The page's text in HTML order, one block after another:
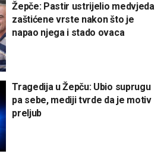
Žepče: Pastir ustrijelio medvjeda
zaštićene vrste nakon što je
napao njega i stado ovaca
Tragedija u Žepču: Ubio suprugu
pa sebe, mediji tvrde da je motiv
preljub